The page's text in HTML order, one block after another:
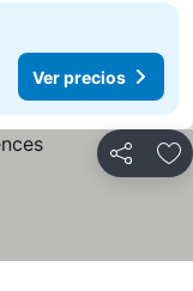
Ver precios
Compartir